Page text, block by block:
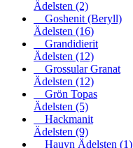
Ädelsten (2)
Goshenit (Beryll)
Ädelsten (16)
Grandidierit
Ädelsten (12)
Grossular Granat
Ädelsten (12)
Grön Topas
Ädelsten (5)
Hackmanit
Ädelsten (9)
Hauyn Ädelsten (1)